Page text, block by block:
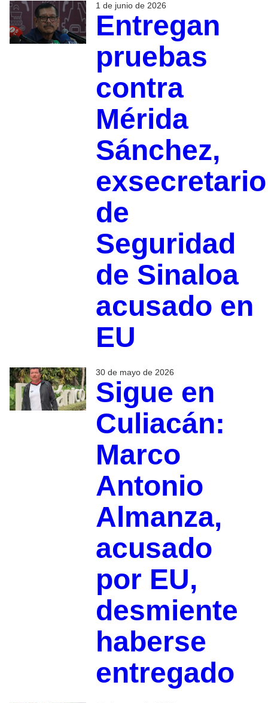
1 de junio de 2026
Entregan
pruebas
contra
Mérida
Sánchez,
exsecretario
de
Seguridad
de Sinaloa
acusado en
EU
30 de mayo de 2026
Sigue en
Culiacán:
Marco
Antonio
Almanza,
acusado
por EU,
desmiente
haberse
entregado